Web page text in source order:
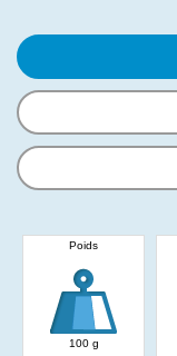
Poids
100 g